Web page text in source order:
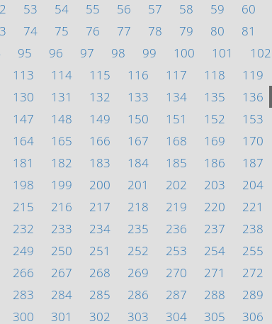
53 54 55 56 57 58 59 60
74 75 76 77 78 79 80 81
95 96 97 98 99 100 101 102
113 114 115 116 117 118 119
130 131 132 133 134 135 136
147 148 149 150 151 152 153
164 165 166 167 168 169 170
181 182 183 184 185 186 187
198 199 200 201 202 203 204
215 216 217 218 219 220 221
232 233 234 235 236 237 238
249 250 251 252 253 254 255
266 267 268 269 270 271 272
283 284 285 286 287 288 289
300 301 302 303 304 305 306